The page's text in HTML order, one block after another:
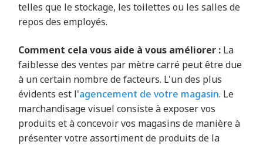
telles que le stockage, les toilettes ou les salles de
repos des employés.
Comment cela vous aide à vous améliorer : La
faiblesse des ventes par mètre carré peut être due
à un certain nombre de facteurs. L'un des plus
évidents est l'agencement de votre magasin. Le
marchandisage visuel consiste à exposer vos
produits et à concevoir vos magasins de manière à
présenter votre assortiment de produits de la